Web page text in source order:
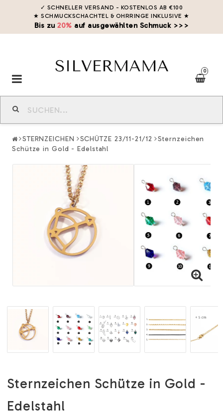
✓ SCHNELLER VERSAND - KOSTENLOS AB €100
★ SCHMUCKSCHACHTEL & OHRRINGE INKLUSIVE ★
Bis zu20% auf ausgewählten Schmuck >>>
0
Toggle
navigation
STERNZEICHEN SCHÜTZE 23/11-21/12
Sternzeichen
Schütze in Gold - Edelstahl
Sternzeichen Schütze in Gold -
Edelstahl